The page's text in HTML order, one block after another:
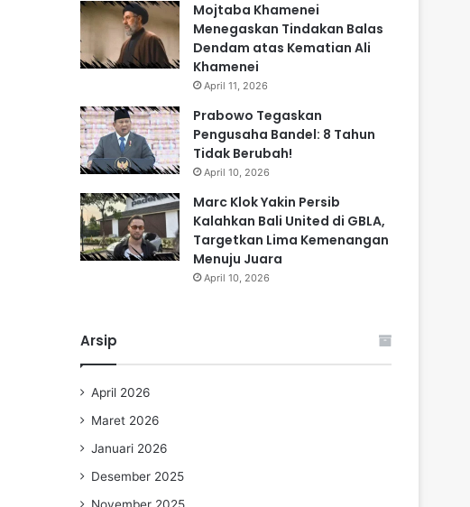
Mojtaba Khamenei
Menegaskan Tindakan Balas
Dendam atas Kematian Ali
Khamenei
April 11, 2026
Prabowo Tegaskan
Pengusaha Bandel: 8 Tahun
Tidak Berubah!
April 10, 2026
Marc Klok Yakin Persib
Kalahkan Bali United di GBLA,
Targetkan Lima Kemenangan
Menuju Juara
April 10, 2026
Arsip
April 2026
Maret 2026
Januari 2026
Desember 2025